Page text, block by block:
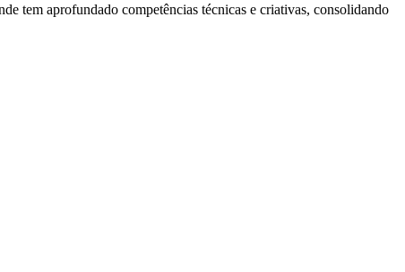
tem aprofundado competências técnicas e criativas, consolidando